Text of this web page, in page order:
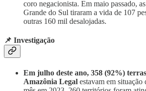
coro negacionista. Em maio passado,
Grande do Sul tiraram a vida de 107
outras 160 mil desalojadas.
📌 Investigação
Em julho deste ano, 358 (92%)
Amazônia Legal estavam em situação